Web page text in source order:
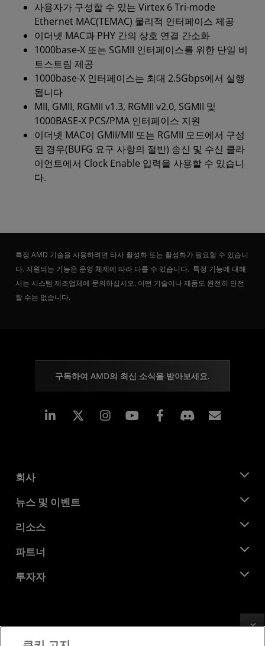
사용자가 구성할 수 있는 Virtex 6 Tri-mode
Ethernet MAC(TEMAC) 물리적 인터페이스 제공
이더넷 MAC과 PHY 간의 상호 연결 간소화
1000base-X 또는 SGMII 인터페이스를 위한 단일 비
트스트림 제공
1000base-X 인터페이스는 최대 2.5Gbps에서 실행
됩니다
MII, GMII, RGMII v1.3, RGMII v2.0, SGMII 및
1000BASE-X PCS/PMA 인터페이스 지원
이더넷 MAC이 GMII/MII 또는 RGMII 모드에서 구성
된 경우(BUFG 요구 사항의 절반) 송신 및 수신 클라
이언트에서 Clock Enable 입력을 사용할 수 있습니
다.
특정 AMD 기술을 사용하려면 타사 활성화 또는 활성화가 필요할 수 있습니
다. 지원되는 기능은 운영 체제에 따라 다를 수 있습니다. 특정 기능에 대해
서는 시스템 제조업체에 문의하십시오. 어떤 기술이나 제품도 완전히 안전
할 수는 없습니다.
구독하여 AMD의 최신 소식을 받아보세요.
Linkedin Instagram Facebook
회사
AMD 소개
기업의 사회적 책임
채용
문의하기
뉴스 및 이벤트
뉴스룸
미디어 라이브러리
리소스
개발자 센트럴
사례 연구
파트너
AMD 파트너 허브
투자자
이사위원회